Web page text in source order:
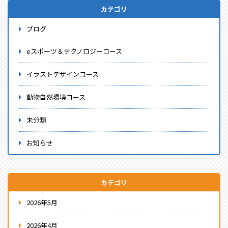
カテゴリ
ブログ
eスポーツ＆テクノロジーコース
イラストデザインコース
動物自然環境コース
未分類
お知らせ
カテゴリ
2026年5月
2026年4月